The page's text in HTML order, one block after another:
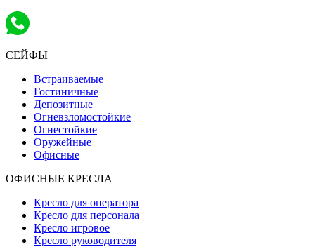
СЕЙФЫ
Встраиваемые
Гостиничные
Депозитные
Огневзломостойкие
Огнестойкие
Оружейные
Офисные
ОФИСНЫЕ КРЕСЛА
Кресло для оператора
Кресло для персонала
Кресло игровое
Кресло руководителя